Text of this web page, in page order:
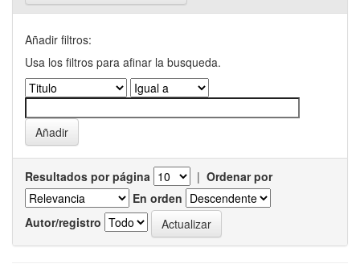
Añadir filtros:
Usa los filtros para afinar la busqueda.
Resultados por página | Ordenar por
En orden
Autor/registro